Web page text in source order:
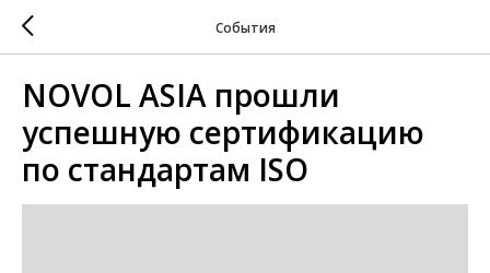
События
NOVOL ASIA прошли
успешную сертификацию
по стандартам ISO